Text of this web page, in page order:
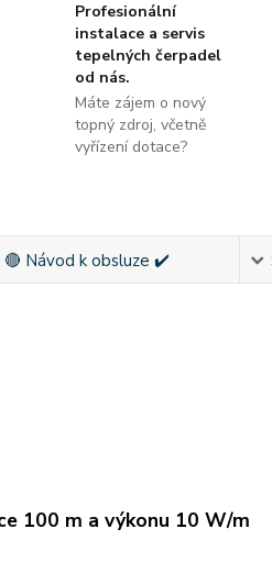
Profesionální
instalace a servis
tepelných čerpadel
od nás.
Máte zájem o nový
topný zdroj, včetně
vyřízení dotace?
🔴 Návod k obsluze ✔️
100 m a výkonu 10 W/m